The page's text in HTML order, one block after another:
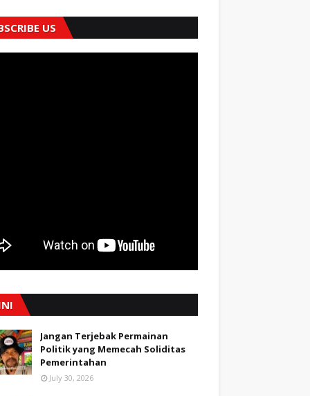
US
Jangan Terjebak Permainan
Politik yang Memecah Soliditas
Pemerintahan
July 30, 2026